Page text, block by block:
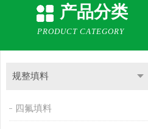
产品分类
PRODUCT CATEGORY
规整填料
四氟填料